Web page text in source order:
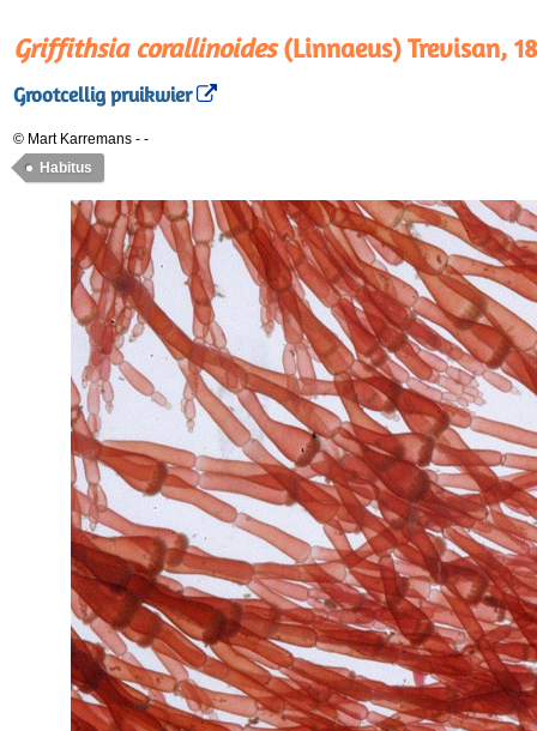
Griffithsia corallinoides(Linnaeus) Trevisan,
Grootcellig pruikwier
© Mart Karremans - -
Habitus